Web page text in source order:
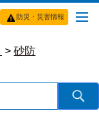
防災・災害情報
> 砂防